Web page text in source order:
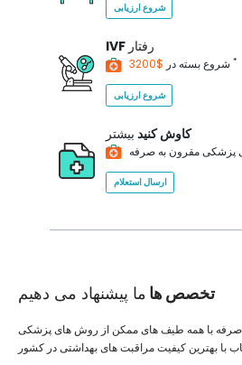
شروع ارزیابی
IVF رفتار
شروع بسته در *
شروع ارزیابی
کاوش کنید بیشتر
پزشکی مقرون به صرفه
ارسال استعلام
تخصص ها ما پیشنهاد می دهیم
صرفه با همه طیف های ممکن از روش های پزشکی